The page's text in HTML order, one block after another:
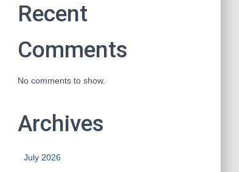
Recent
Comments
No comments to show.
Archives
July 2026